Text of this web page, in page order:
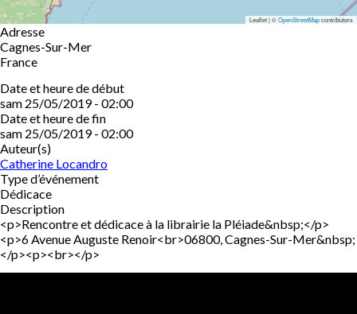
Leaflet | ©OpenStreetMapcontributors
Adresse
Cagnes-Sur-Mer
France
Date et heure de début
sam 25/05/2019 - 02:00
Date et heure de fin
sam 25/05/2019 - 02:00
Auteur(s)
Catherine Locandro
Type d’événement
Dédicace
Description
<p>Rencontre et dédicace à la librairie la Pléiade&nbsp;</p>
<p>6 Avenue Auguste Renoir<br>06800, Cagnes-Sur-Mer&nbsp;
</p><p><br></p>